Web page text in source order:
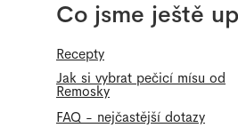
Co jsme ještě
Recepty
Jak si vybrat pečicí mísu od
Remosky
FAQ - nejčastější dotazy